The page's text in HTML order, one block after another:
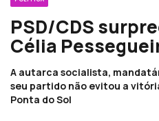
PSD/CDS
Célia
A autarca socialista,
seu partido não evitou a
Ponta do Sol